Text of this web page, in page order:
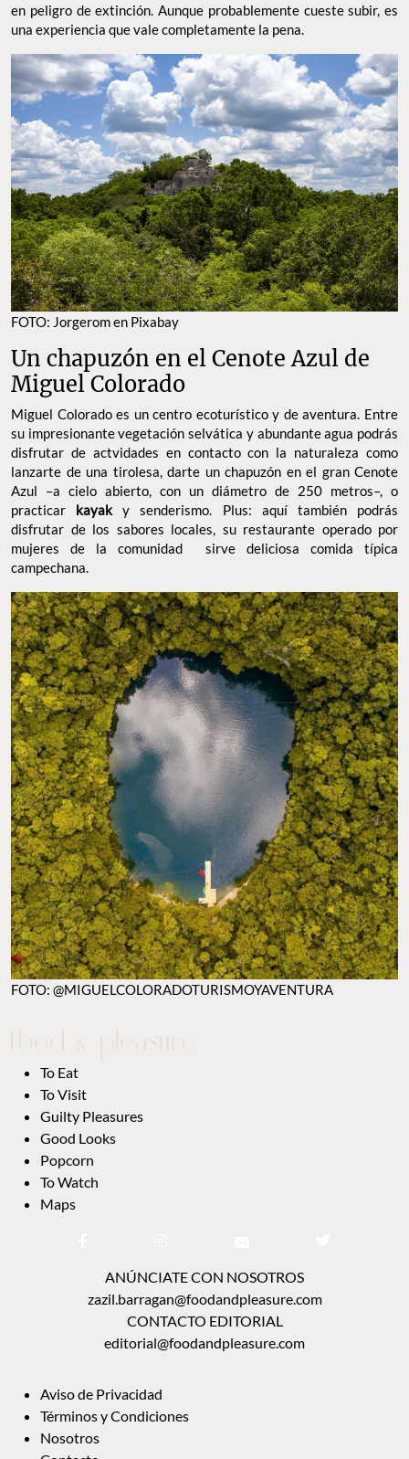
en peligro de extinción. Aunque probablemente cueste subir, es
una experiencia que vale completamente la pena.
FOTO: Jorgerom en Pixabay
Un chapuzón en el Cenote Azul de
Miguel Colorado
Miguel Colorado es un centro ecoturístico y de aventura. Entre
su impresionante vegetación selvática y abundante agua podrás
disfrutar de actvidades en contacto con la naturaleza como
lanzarte de una tirolesa, darte un chapuzón en el gran Cenote
Azul –a cielo abierto, con un diámetro de 250 metros–, o
practicar kayaky senderismo. Plus: aquí también podrás
disfrutar de los sabores locales, su restaurante operado por
mujeres de la comunidad sirve deliciosa comida típica
campechana.
FOTO: @MIGUELCOLORADOTURISMOYAVENTURA
To Eat
To Visit
Guilty Pleasures
Good Looks
Popcorn
To Watch
Maps
ANÚNCIATE CON NOSOTROS
zazil.barragan@foodandpleasure.com
CONTACTO EDITORIAL
editorial@foodandpleasure.com
Aviso de Privacidad
Términos y Condiciones
Nosotros